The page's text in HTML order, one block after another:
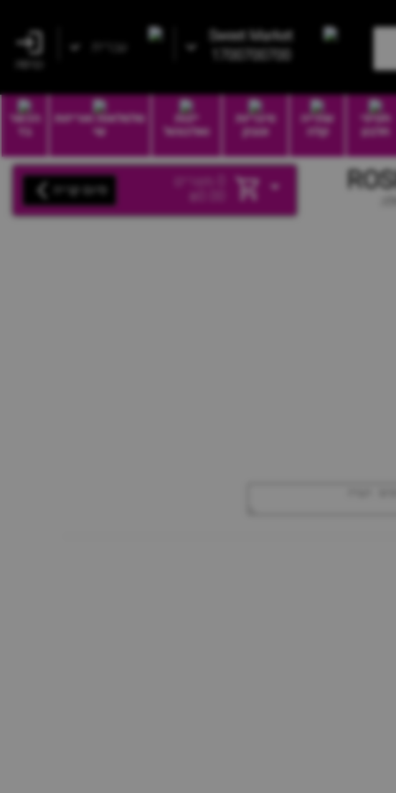
עברית
Sweet Market
1700700700
חטיפי
חלבון
שתייה
קלה
סיגריות
וטבק
יינות
ואלכוהול
סלסלאות ואריזות
שי
הכשר
בד
מוצרים
₪ סיום קנייה